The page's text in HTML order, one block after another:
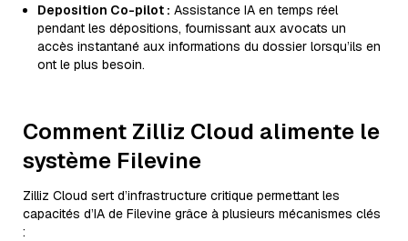
Deposition Co-pilot : Assistance IA en temps réel
pendant les dépositions, fournissant aux avocats un
accès instantané aux informations du dossier lorsqu’ils en
ont le plus besoin.
Comment Zilliz Cloud alimente le
système Filevine
Zilliz Cloud sert d’infrastructure critique permettant les
capacités d’IA de Filevine grâce à plusieurs mécanismes clés
: